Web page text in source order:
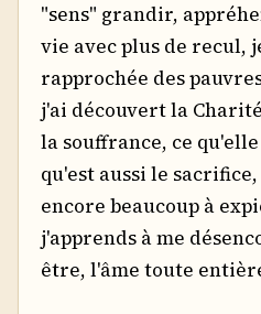
"sens" grandir,
vie avec plus de recul,
rapprochée des
j'ai découvert la
la souffrance, ce
qu'est aussi le
encore beaucoup à
j'apprends à me
être, l'âme toute